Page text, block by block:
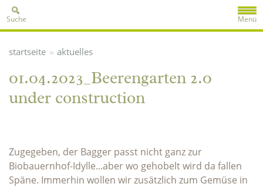
Menü
Suche
startseite » aktuelles
01.04.2023_Beerengarten 2.0
under construction
Zugegeben, der Bagger passt nicht ganz zur
Biobauernhof-Idylle...aber wo gehobelt wird da fallen
Späne. Immerhin wollen wir zusätzlich zum Gemüse in